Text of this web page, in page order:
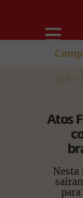
CUT -
Atos
Nesta